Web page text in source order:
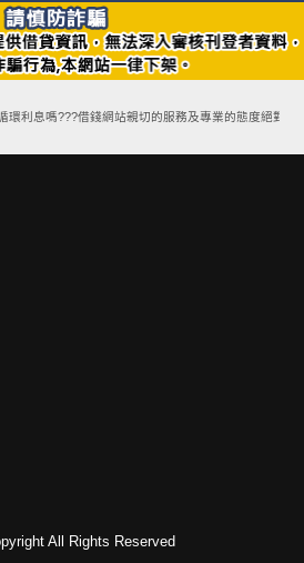
利息嗎???借錢網站親切的服務及專業的態度絕對
All Rights Reserved